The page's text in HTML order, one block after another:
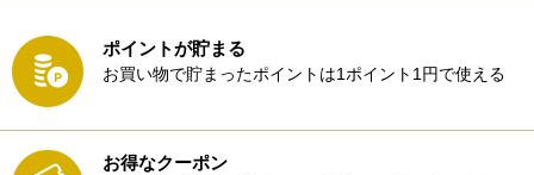
ポイントが貯まる
お買い物で貯まったポイントは1ポイント1円で使える
お得なクーポン